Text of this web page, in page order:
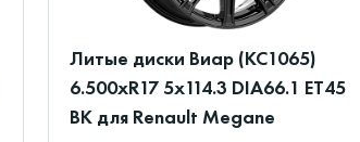
Литые диски Виар (КС1065)
6.500xR17 5x114.3 DIA66.1 ET45
BK для Renault Megane